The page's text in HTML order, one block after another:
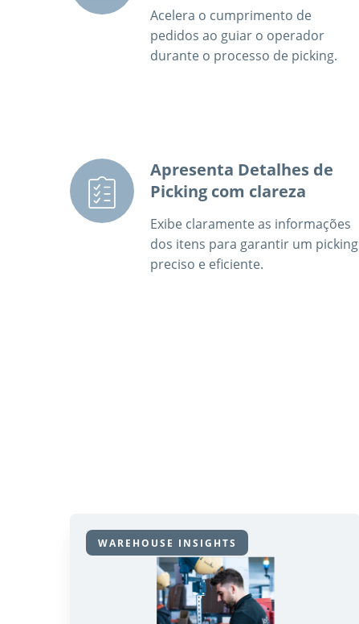
Acelera o cumprimento de
pedidos ao guiar o operador
durante o processo de picking.
Apresenta Detalhes de
Picking com clareza
Exibe claramente as informações
dos itens para garantir um picking
preciso e eficiente.
WAREHOUSE INSIGHTS